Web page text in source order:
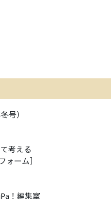
号）
考える
ォーム］
！編集室